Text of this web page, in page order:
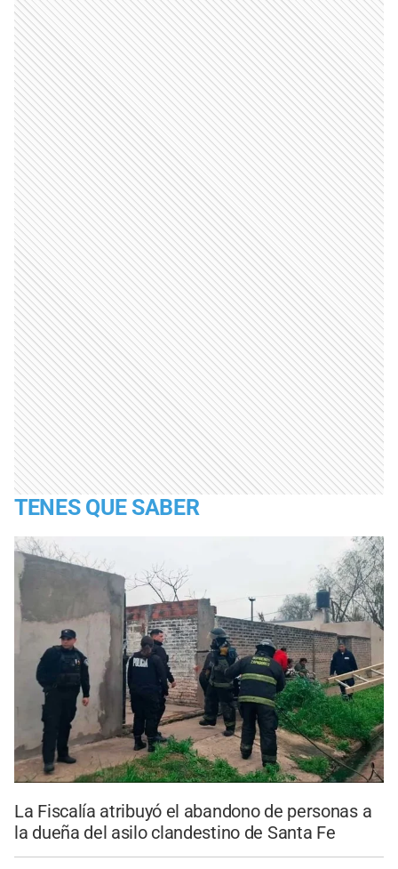
TENES QUE SABER
La Fiscalía atribuyó el abandono de personas a
la dueña del asilo clandestino de Santa Fe